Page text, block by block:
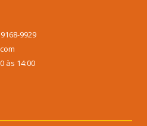
9929
às 14:00